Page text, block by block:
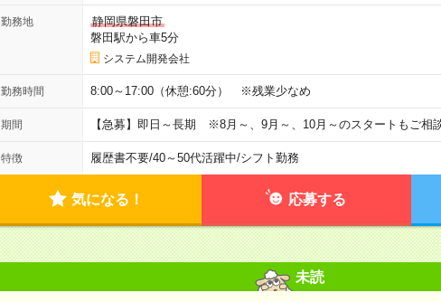
勤務地
静岡県磐田市
磐田駅から車5分
システム開発会社
勤務時間 8:00～17:00（休憩:60分） ※残業少なめ
期間 【急募】即日～長期 ※8月～、9月～、10月～のスタートもご相
特徴 履歴書不要/40～50代活躍中/シフト勤務
気になる！ 応募する
未読